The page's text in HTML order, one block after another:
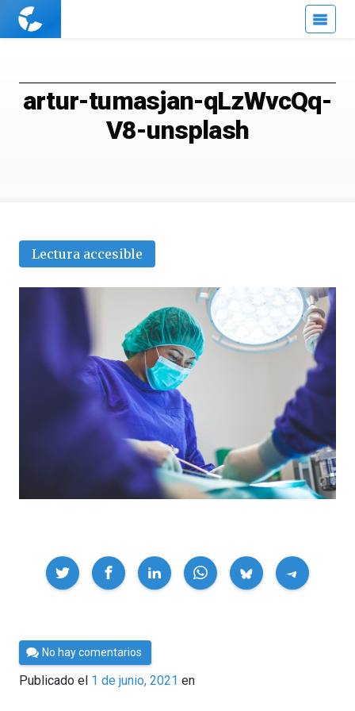
Cuaderno
artur-tumasjan-qLzWvcQq-
V8-unsplash
Lectura accesible
Compartir
Por
César
Tomé
No hay comentarios
Publicado el 1 de junio, 2021 en